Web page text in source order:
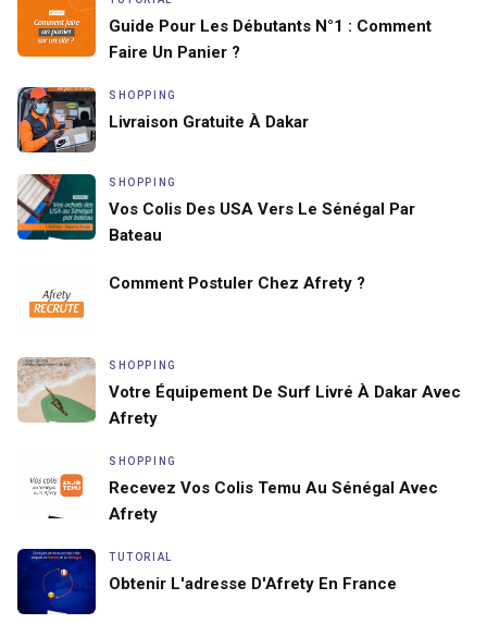
Guide Pour Les Débutants N°1 : Comment
Faire Un Panier ?
SHOPPING
Livraison Gratuite À Dakar
SHOPPING
Vos Colis Des USA Vers Le Sénégal Par
Bateau
Comment Postuler Chez Afrety ?
SHOPPING
Votre Équipement De Surf Livré À Dakar Avec
Afrety
SHOPPING
Recevez Vos Colis Temu Au Sénégal Avec
Afrety
TUTORIAL
Obtenir L'adresse D'Afrety En France